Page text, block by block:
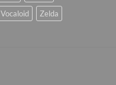
Vocaloid Zelda